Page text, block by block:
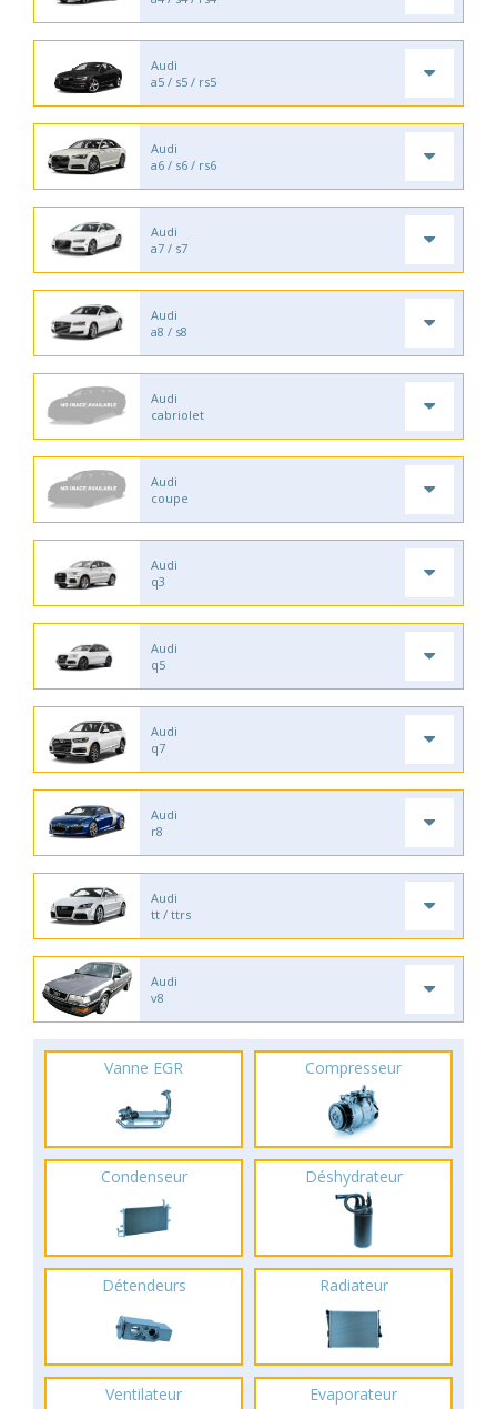
Audi
a5 / s5 / rs5
Audi
a6 / s6 / rs6
Audi
a7 / s7
Audi
a8 / s8
Audi
cabriolet
Audi
coupe
Audi
q3
Audi
q5
Audi
q7
Audi
r8
Audi
tt / ttrs
Audi
v8
Vanne EGR Compresseur
Condenseur Déshydrateur
Détendeurs Radiateur
Ventilateur Evaporateur